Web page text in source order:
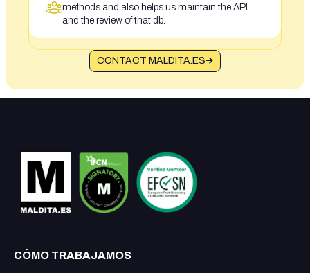
methods and also helps us maintain the API
and the review of that db.
CONTACT MALDITA.ES
CÓMO TRABAJAMOS